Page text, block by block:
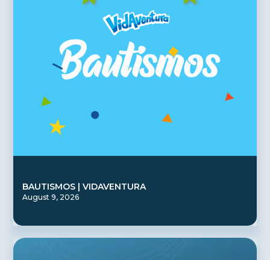
BAUTISMOS | VIDAVENTURA
August 9, 2026